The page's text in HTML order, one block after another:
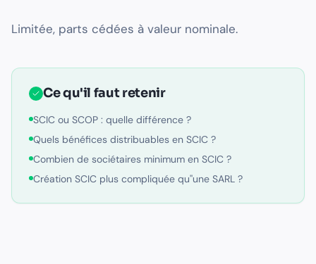
Limitée, parts cédées à valeur nominale.
Ce qu'il faut retenir
SCIC ou SCOP : quelle différence ?
Quels bénéfices distribuables en SCIC ?
Combien de sociétaires minimum en SCIC ?
Création SCIC plus compliquée qu''une SARL ?